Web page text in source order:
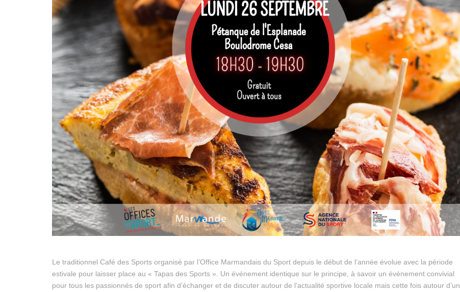
Le traditionnel Café des Sports organisé par l’Office Marmandais du Sport depuis le début de l’année évolue avec la période
estivale pour laisser place au « Tapas des Sports ». Un événement identique sur le principe, à savoir un événement convivial
pour tous les passionnés de sport afin d’échanger et de discuter autour de l’actualité sportive locale mais cette fois autour d’un